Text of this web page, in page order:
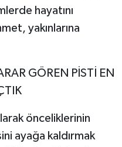
hayatını
yakınlarına
GÖREN PİSTİ EN
önceliklerinin
ayağa kaldırmak